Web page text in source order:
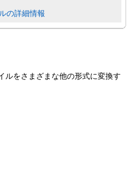
の詳細情報
ルをさまざまな他の形式に変換す